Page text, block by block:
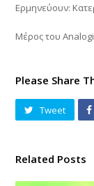
Ερμηνεύουν:
Μέρος του
Please Share
Tweet
Related Posts